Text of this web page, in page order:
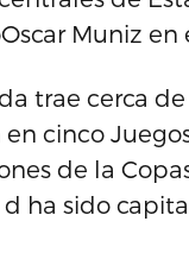
Muniz
trae cerca
cinco
de la
ha sido